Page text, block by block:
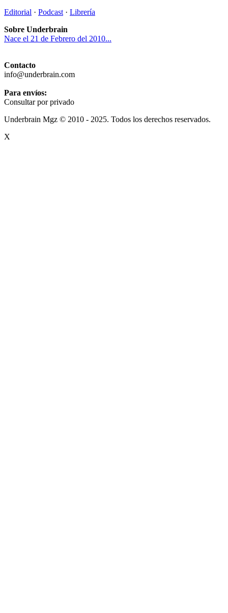
Editorial · Podcast · Librería
Sobre Underbrain
Nace el 21 de Febrero del 2010...
Contacto
info@underbrain.com
Para envíos:
Consultar por privado
Underbrain Mgz © 2010 - 2025. Todos los derechos reservados.
X